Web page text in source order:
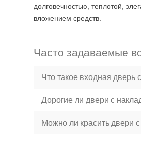
долговечностью, теплотой,
вложением средств.
Часто задаваемые
Что такое входная дверь
Дорогие ли двери с
Можно ли красить двери